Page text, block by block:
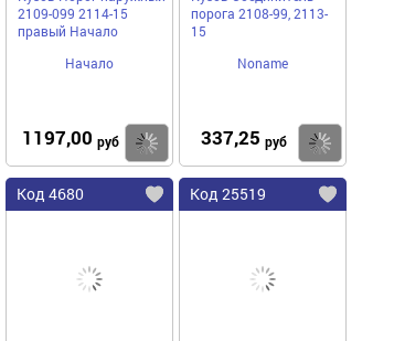
2109-099 2114-15
правый Начало
Начало
1197,00 руб Купить
порога 2108-99, 2113-
15
Noname
337,25 руб
Код 4680 Код 25519